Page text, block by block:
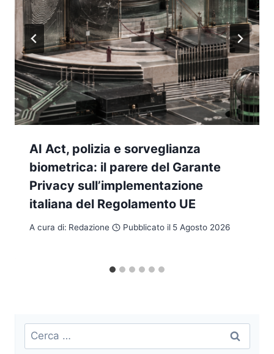
AI Act, polizia e sorveglianza
biometrica: il parere del Garante
Privacy sull’implementazione
italiana del Regolamento UE
A cura di: Redazione Pubblicato il 5 Agosto 2026
Ricerca
per: